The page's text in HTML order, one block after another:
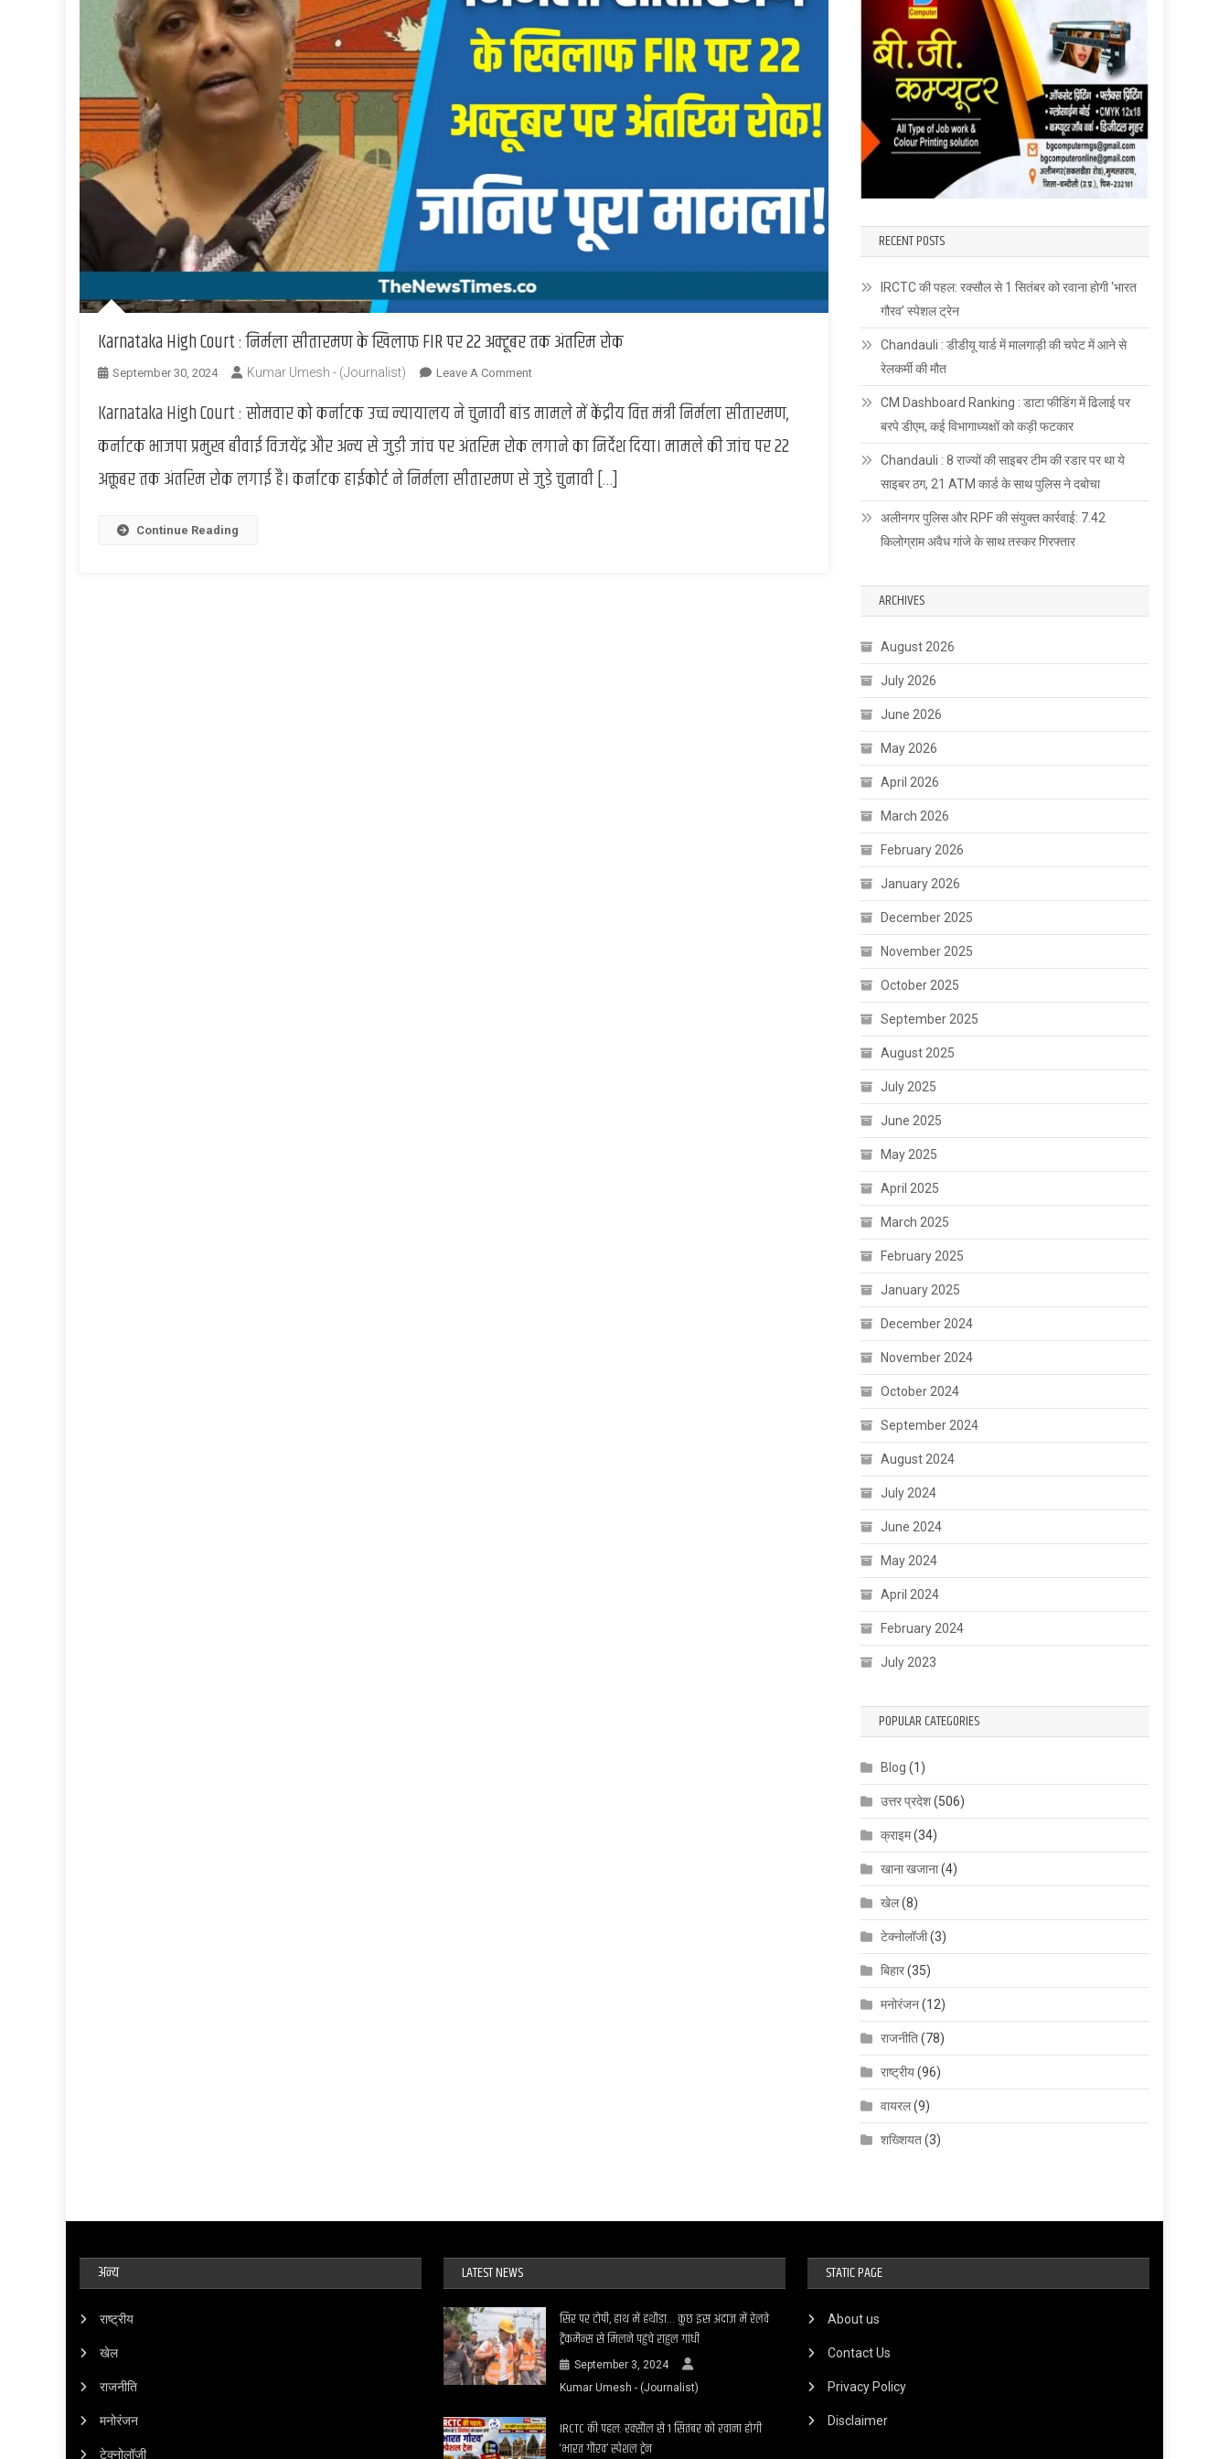
Karnataka High Court : निर्मला सीतारमण के खिलाफ FIR पर 22 अक्टूबर तक अंतरिम रोक
September 30, 2024 Kumar Umesh - (Journalist) Leave A CommentOn
High
:
निर्मला
Karnataka High Court : सोमवार को कर्नाटक उच्च न्यायालय ने चुनावी बांड मामले में केंद्रीय वित्त मंत्री निर्मला सीतारमण,
कर्नाटक भाजपा प्रमुख बीवाई विजयेंद्र और अन्य से जुड़ी जांच पर अंतरिम रोक लगाने का निर्देश दिया। मामले की जांच पर 22
अक्तूबर तक अंतरिम रोक लगाई है। कर्नाटक हाईकोर्ट ने निर्मला सीतारमण से जुड़े चुनावी […]
Continue Reading
RECENT POSTS
IRCTC की पहल: रक्सौल से 1 सितंबर को रवाना होगी ‘भारत
गौरव’ स्पेशल ट्रेन
Chandauli : डीडीयू यार्ड में मालगाड़ी की चपेट में आने से
रेलकर्मी की मौत
CM Dashboard Ranking : डाटा फीडिंग में ढिलाई पर
बरपे डीएम, कई विभागाध्यक्षों को कड़ी फटकार
Chandauli : 8 राज्यों की साइबर टीम की रडार पर था ये
साइबर ठग, 21 ATM कार्ड के साथ पुलिस ने दबोचा
अलीनगर पुलिस और RPF की संयुक्त कार्रवाई: 7.42
किलोग्राम अवैध गांजे के साथ तस्कर गिरफ्तार
ARCHIVES
August 2026
July 2026
June 2026
May 2026
April 2026
March 2026
February 2026
January 2026
December 2025
November 2025
October 2025
September 2025
August 2025
July 2025
June 2025
May 2025
April 2025
March 2025
February 2025
January 2025
December 2024
November 2024
October 2024
September 2024
August 2024
July 2024
June 2024
May 2024
April 2024
February 2024
July 2023
POPULAR CATEGORIES
Blog (1)
उत्तर प्रदेश(506)
क्राइम(34)
खाना खजाना(4)
खेल(8)
टेक्नोलॉजी(3)
बिहार(35)
मनोरंजन(12)
राजनीति(78)
राष्ट्रीय(96)
वायरल(9)
शख्शियत(3)
अन्य
राष्ट्रीय
खेल
राजनीति
मनोरंजन
टेक्नोलॉजी
LATEST NEWS
सिर पर टोपी, हाथ में हथौड़ा… कुछ इस अंदाज में रेलवे
ट्रैकमैन्स से मिलने पहुंचे राहुल गांधी
September 3, 2024
Kumar Umesh - (Journalist)
IRCTC की पहल: रक्सौल से 1 सितंबर को रवाना होगी
‘भारत गौरव’ स्पेशल ट्रेन
STATIC PAGE
About us
Contact Us
Privacy Policy
Disclaimer